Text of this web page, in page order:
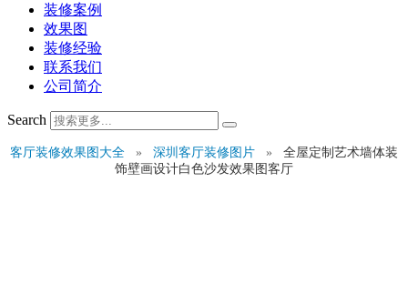
装修案例
效果图
装修经验
联系我们
公司简介
Search
客厅装修效果图大全 » 深圳客厅装修图片 »
全屋定制艺术墙体装
饰壁画设计白色沙发效果图客厅